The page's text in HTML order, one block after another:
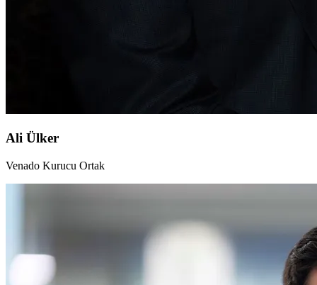
Ali Ülker
Venado Kurucu Ortak